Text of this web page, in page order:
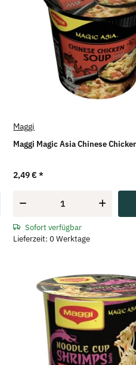
Maggi
Maggi Magic Asia Chinese
2,49 €*
Sofort verfügbar
Lieferzeit: 0 Werktage